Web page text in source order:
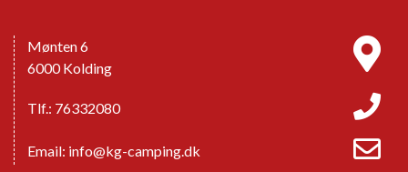
Mønten 6
6000 Kolding
Tlf.: 76332080
Email: info@kg-camping.dk